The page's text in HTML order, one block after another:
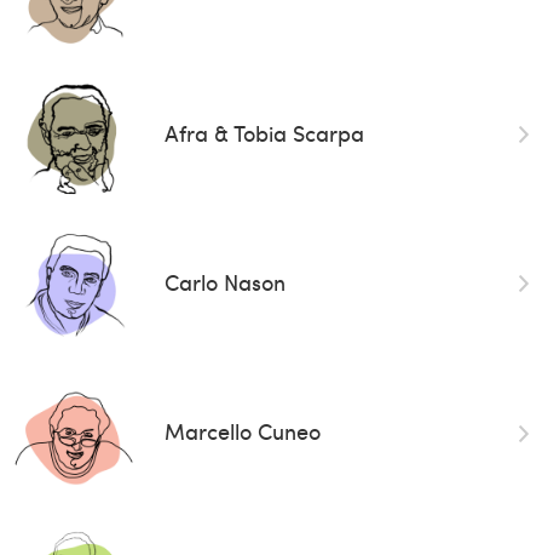
Afra & Tobia Scarpa
Carlo Nason
Marcello Cuneo